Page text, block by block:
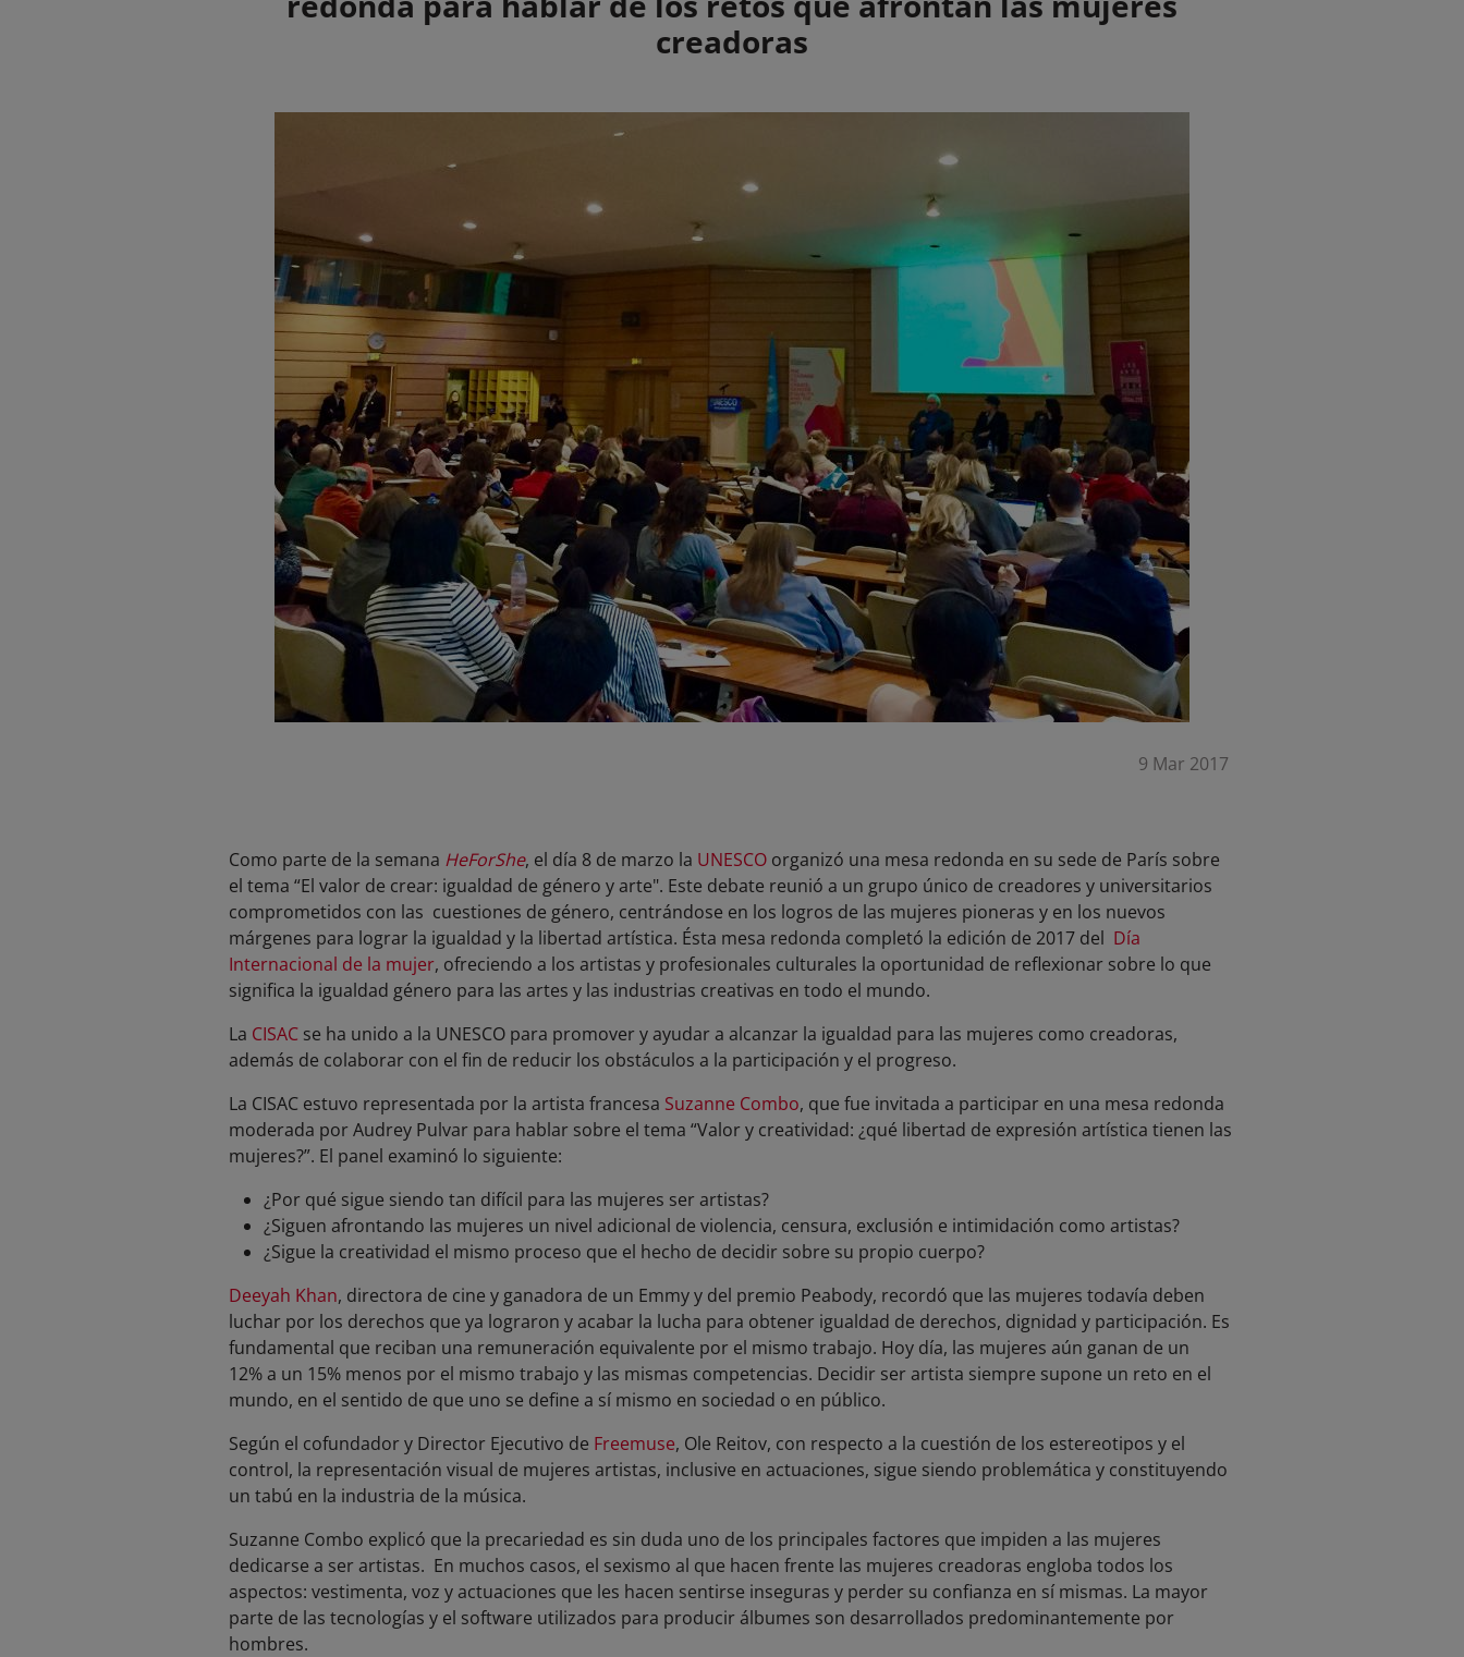
creadoras
9 Mar 2017
Como parte de la semana HeForShe, el día 8 de marzo la UNESCOorganizó una mesa redonda en su sede de París sobre
el tema “El valor de crear: igualdad de género y arte". Este debate reunió a un grupo único de creadores y universitarios
comprometidos con las cuestiones de género, centrándose en los logros de las mujeres pioneras y en los nuevos
márgenes para lograr la igualdad y la libertad artística. Ésta mesa redonda completó la edición de 2017 del Día
Internacional de la mujer, ofreciendo a los artistas y profesionales culturales la oportunidad de reflexionar sobre lo que
significa la igualdad género para las artes y las industrias creativas en todo el mundo.
La CISACse ha unido a la UNESCO para promover y ayudar a alcanzar la igualdad para las mujeres como creadoras,
además de colaborar con el fin de reducir los obstáculos a la participación y el progreso.
La CISAC estuvo representada por la artista francesa Suzanne Combo, que fue invitada a participar en una mesa redonda
moderada por Audrey Pulvar para hablar sobre el tema “Valor y creatividad: ¿qué libertad de expresión artística tienen las
mujeres?”. El panel examinó lo siguiente:
¿Por qué sigue siendo tan difícil para las mujeres ser artistas?
¿Siguen afrontando las mujeres un nivel adicional de violencia, censura, exclusión e intimidación como artistas?
¿Sigue la creatividad el mismo proceso que el hecho de decidir sobre su propio cuerpo?
Deeyah Khan, directora de cine y ganadora de un Emmy y del premio Peabody, recordó que las mujeres todavía deben
luchar por los derechos que ya lograron y acabar la lucha para obtener igualdad de derechos, dignidad y participación. Es
fundamental que reciban una remuneración equivalente por el mismo trabajo. Hoy día, las mujeres aún ganan de un
12% a un 15% menos por el mismo trabajo y las mismas competencias. Decidir ser artista siempre supone un reto en el
mundo, en el sentido de que uno se define a sí mismo en sociedad o en público.
Según el cofundador y Director Ejecutivo de Freemuse, Ole Reitov, con respecto a la cuestión de los estereotipos y el
control, la representación visual de mujeres artistas, inclusive en actuaciones, sigue siendo problemática y constituyendo
un tabú en la industria de la música.
Suzanne Combo explicó que la precariedad es sin duda uno de los principales factores que impiden a las mujeres
dedicarse a ser artistas. En muchos casos, el sexismo al que hacen frente las mujeres creadoras engloba todos los
aspectos: vestimenta, voz y actuaciones que les hacen sentirse inseguras y perder su confianza en sí mismas. La mayor
parte de las tecnologías y el software utilizados para producir álbumes son desarrollados predominantemente por
hombres.